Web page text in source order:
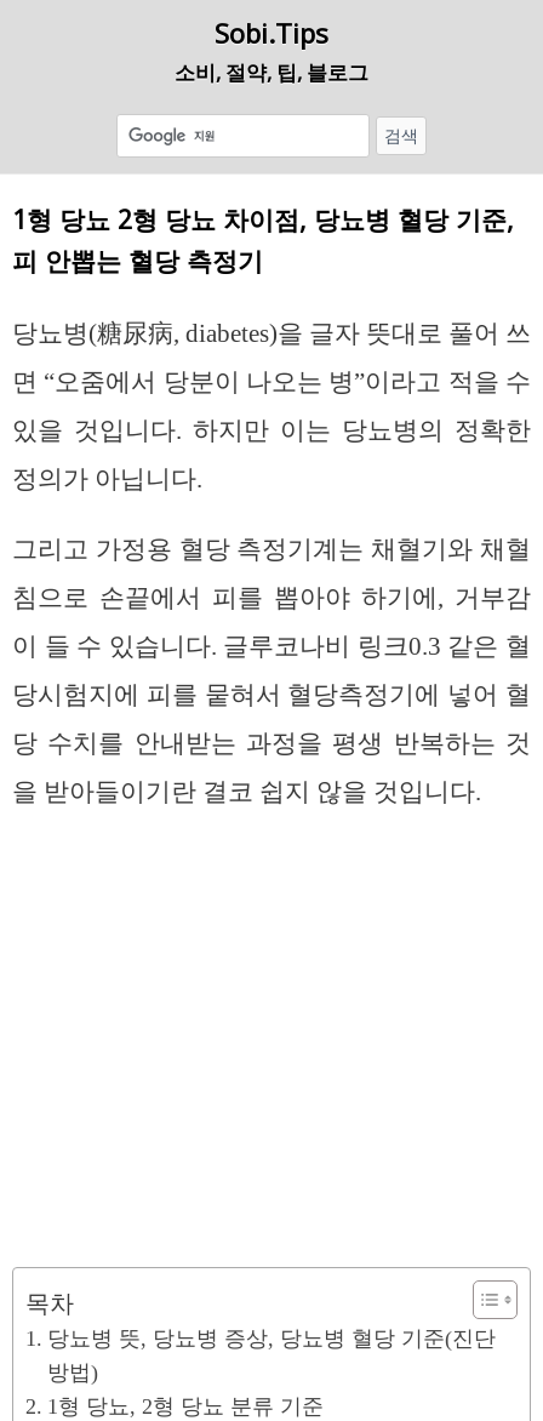
Sobi.Tips
소비, 절약, 팁, 블로그
1형 당뇨 2형 당뇨 차이점, 당뇨병 혈당 기준,
피 안뽑는 혈당 측정기
당뇨병(糖尿病, diabetes)을 글자 뜻대로 풀어 쓰
면 “오줌에서 당분이 나오는 병”이라고 적을 수
있을 것입니다. 하지만 이는 당뇨병의 정확한
정의가 아닙니다.
그리고 가정용 혈당 측정기계는 채혈기와 채혈
침으로 손끝에서 피를 뽑아야 하기에, 거부감
이 들 수 있습니다. 글루코나비 링크0.3 같은 혈
당시험지에 피를 뭍혀서 혈당측정기에 넣어 혈
당 수치를 안내받는 과정을 평생 반복하는 것
을 받아들이기란 결코 쉽지 않을 것입니다.
목차
당뇨병 뜻, 당뇨병 증상, 당뇨병 혈당 기준(진단
방법)
1형 당뇨, 2형 당뇨 분류 기준